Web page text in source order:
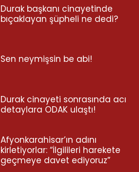
Durak başkanı cinayetinde
bıçaklayan şüpheli ne dedi?
Sen neymişsin be abi!
Durak cinayeti sonrasında acı
detaylara ODAK ulaştı!
Afyonkarahisar’ın adını
kirletiyorlar: “İlgilileri harekete
geçmeye davet ediyoruz”